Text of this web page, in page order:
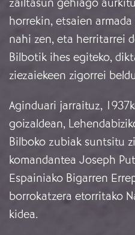
horrekin, etsaien
nahi zen, eta herritarrei
Bilbotik ihes egiteko,
ziezaiekeen zigorrei
Aginduari jarraituz,
goizaldean,
Bilboko zubiak suntsitu
komandantea Joseph
Espainiako Bigarren
borrokatzera etorritako
kidea.